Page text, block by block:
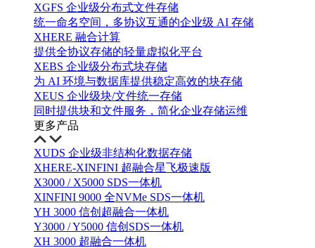
XGFS 企业级分布式文件存储
统一命名空间，多协议互通的企业级 AI 存储
XHERE 融合计算
提供全协议存储的轻量虚拟化平台
XEBS 企业级分布式块存储
为 AI 环境与数据库提供稳定高效的块存储
XEUS 企业级块/文件统一存储
同时提供块和文件服务，简化企业存储运维
更多产品
XUDS 企业级非结构化数据存储
XHERE-XINFINI 超融合星飞极速版
X3000 / X5000 SDS一体机
XINFINI 9000 全NVMe SDS一体机
YH 3000 信创超融合一体机
Y3000 / Y5000 信创SDS一体机
XH 3000 超融合一体机